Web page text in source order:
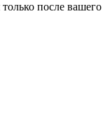
после вашего